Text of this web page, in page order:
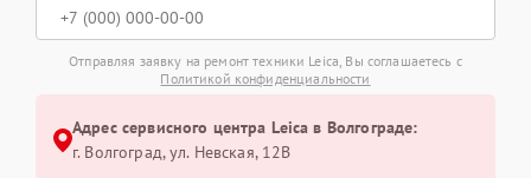
Отправляя заявку на ремонт техники Leica, Вы соглашаетесь с
Политикой конфиденциальности
Адрес сервисного центра Leica в Волгограде:
г. Волгоград, ул. Невская, 12В